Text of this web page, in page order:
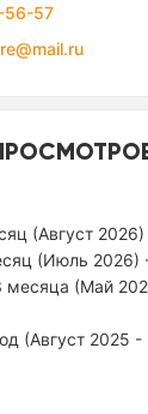
56-57
(Август
(Июль 2026)
месяца (Май
(Август 2025